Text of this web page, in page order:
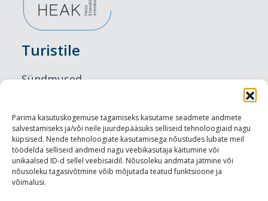
Parima kasutuskogemuse tagamiseks kasutame seadmete andmete
salvestamiseks ja/või neile juurdepääsuks selliseid tehnoloogiaid nagu
küpsised. Nende tehnoloogiate kasutamisega nõustudes lubate meil
töödelda selliseid andmeid nagu veebikasutaja käitumine või
unikaalsed ID-d sellel veebisaidil. Nõusoleku andmata jätmine või
nõusoleku tagasivõtmine võib mõjutada teatud funktsioone ja
võimalusi.
Turistile
Sündmused
Maitseelamused
Vaatamisväärsused
Visit Tallinn